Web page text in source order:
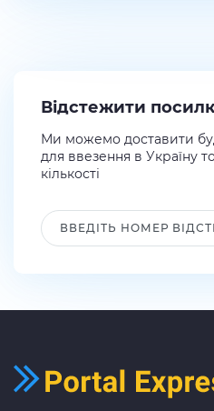
Відстежити
Ми можемо доставити
для ввезення в Україну
кількості